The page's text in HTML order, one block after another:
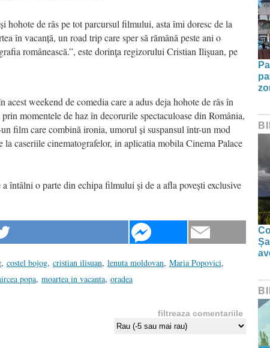
hohote de râs pe tot parcursul filmului, asta îmi doresc de la
în vacanță, un road trip care sper să rămână peste ani o
românească.”, este dorinţa regizorului Cristian Ilişuan, pe
acest weekend de comedia care a adus deja hohote de râs în
momentele de haz în decorurile spectaculoase din România,
film care combină ironia, umorul și suspansul într-un mod
la caseriile cinematografelor, in aplicatia mobila Cinema Palace
întâlni o parte din echipa filmului și de a afla povești exclusive
, costel bojog, cristian ilisuan, lenuta moldovan, Maria Popovici,
popa, moartea in vacanta, oradea
filtreaza comentariile